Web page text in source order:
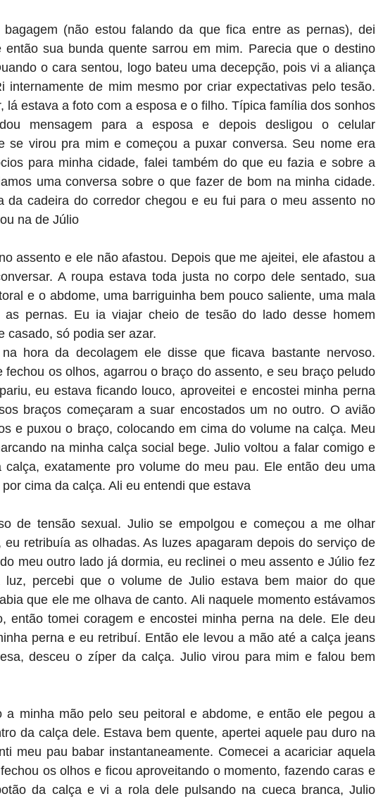
(não estou falando da que fica entre as pernas), dei
então sua bunda quente sarrou em mim. Parecia que o destino
o cara sentou, logo bateu uma decepção, pois vi a aliança
internamente de mim mesmo por criar expectativas pelo tesão.
lá estava a foto com a esposa e o filho. Típica família dos sonhos
mensagem para a esposa e depois desligou o celular
se virou pra mim e começou a puxar conversa. Seu nome era
para minha cidade, falei também do que eu fazia e sobre a
uma conversa sobre o que fazer de bom na minha cidade.
da cadeira do corredor chegou e eu fui para o meu assento no
na de Júlio
assento e ele não afastou. Depois que me ajeitei, ele afastou a
A roupa estava toda justa no corpo dele sentado, sua
e o abdome, uma barriguinha bem pouco saliente, uma mala
as pernas. Eu ia viajar cheio de tesão do lado desse homem
casado, só podia ser azar.
hora da decolagem ele disse que ficava bastante nervoso.
fechou os olhos, agarrou o braço do assento, e seu braço peludo
eu estava ficando louco, aproveitei e encostei minha perna
braços começaram a suar encostados um no outro. O avião
e puxou o braço, colocando em cima do volume na calça. Meu
na minha calça social bege. Julio voltou a falar comigo e
exatamente pro volume do meu pau. Ele então deu uma
cima da calça. Ali eu entendi que estava
de tensão sexual. Julio se empolgou e começou a me olhar
eu retribuía as olhadas. As luzes apagaram depois do serviço de
meu outro lado já dormia, eu reclinei o meu assento e Júlio fez
luz, percebi que o volume de Julio estava bem maior do que
que ele me olhava de canto. Ali naquele momento estávamos
então tomei coragem e encostei minha perna na dele. Ele deu
perna e eu retribuí. Então ele levou a mão até a calça jeans
desceu o zíper da calça. Julio virou para mim e falou bem
a minha mão pelo seu peitoral e abdome, e então ele pegou a
da calça dele. Estava bem quente, apertei aquele pau duro na
meu pau babar instantaneamente. Comecei a acariciar aquela
os olhos e ficou aproveitando o momento, fazendo caras e
da calça e vi a rola dele pulsando na cueca branca, Julio